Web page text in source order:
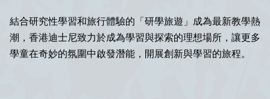
結合研究性學習和旅行體驗的「研學旅遊」成為最新教學熱
潮，香港迪士尼致力於成為學習與探索的理想場所，讓更多
學童在奇妙的氛圍中啟發潛能，開展創新與學習的旅程。